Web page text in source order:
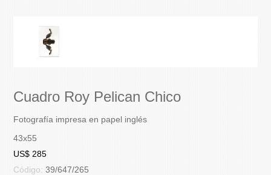
Cuadro Roy Pelican Chico
Fotografía impresa en papel inglés
43x55
US$ 285
Código:39/647/265